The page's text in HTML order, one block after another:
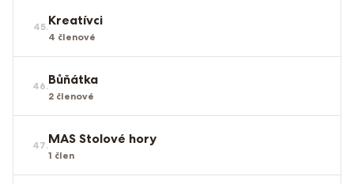
45.Kreatívci
4 členové
46.Bůňátka
2 členové
47.MAS Stolové hory
1 člen